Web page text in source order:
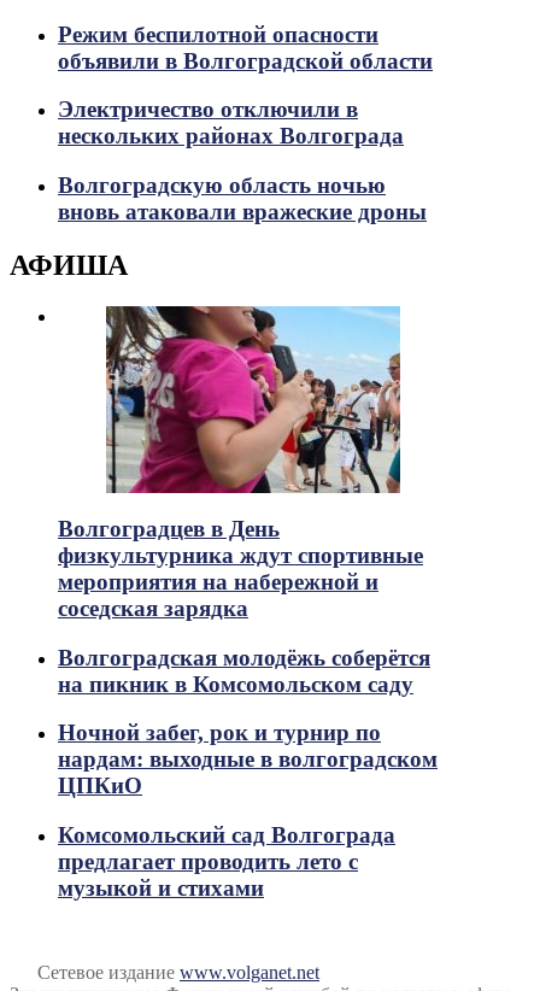
Режим беспилотной опасности
объявили в Волгоградской области
Электричество отключили в
нескольких районах Волгограда
Волгоградскую область ночью
вновь атаковали вражеские дроны
АФИША
Волгоградцев в День
физкультурника ждут спортивные
мероприятия на набережной и
соседская зарядка
Волгоградская молодёжь соберётся
на пикник в Комсомольском саду
Ночной забег, рок и турнир по
нардам: выходные в волгоградском
ЦПКиО
Комсомольский сад Волгограда
предлагает проводить лето с
музыкой и стихами
Сетевое издание www.volganet.net